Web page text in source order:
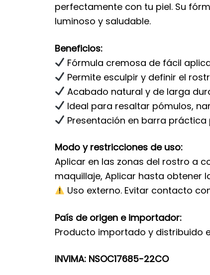
perfectamente con tu piel. Su
luminoso y saludable.
Beneficios:
Fórmula cremosa de fácil
Permite esculpir y definir el
Acabado natural y de larga
Ideal para resaltar pómulos,
Presentación en barra
Modo y restricciones de uso:
Aplicar en las zonas del rostro a
maquillaje, Aplicar hasta obtener
Uso externo. Evitar contacto
País de origen e importador:
Producto importado y distribuido
INVIMA: NSOC17685-22CO